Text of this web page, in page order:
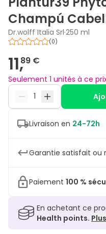
Champú
Dr.wolff Italia Srl·250 ml
(0)
11,89 €
Seulement 1 unités à ce
Livraison en 24-72h
Garantie satisfait ou
Paiement 100 %
En achetant ce
Health points.